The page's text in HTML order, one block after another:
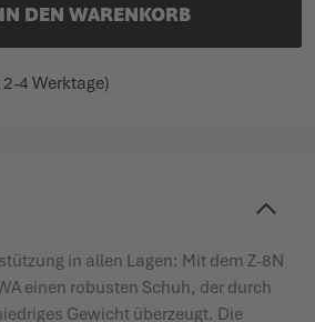
IN DEN WARENKORB
4 Werktage)
in allen Lagen: Mit dem Z-8N
einen robusten Schuh, der durch
Gewicht überzeugt. Die